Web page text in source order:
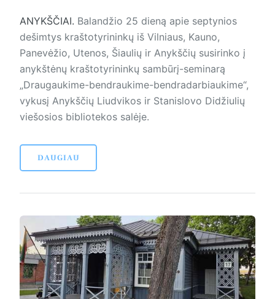
ANYKŠČIAI. Balandžio 25 dieną apie septynios
dešimtys kraštotyrininkų iš Vilniaus, Kauno,
Panevėžio, Utenos, Šiaulių ir Anykščių susirinko į
anykštėnų kraštotyrininkų sambūrį-seminarą
„Draugaukime-bendraukime-bendradarbiaukime“,
vykusį Anykščių Liudvikos ir Stanislovo Didžiulių
viešosios bibliotekos salėje.
DAUGIAU